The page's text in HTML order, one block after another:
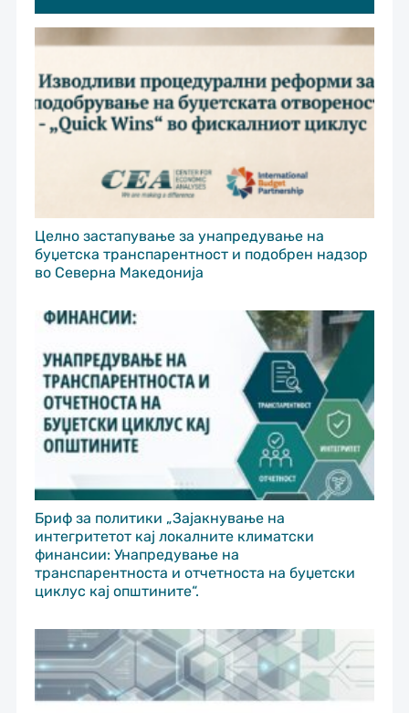
Целно застапување за унапредување на
буџетска транспарентност и подобрен надзор
во Северна Македонија
Бриф за политики „Зајакнување на
интегритетот кај локалните климатски
финансии: Унапредување на
транспарентноста и отчетноста на буџетски
циклус кај општините“.